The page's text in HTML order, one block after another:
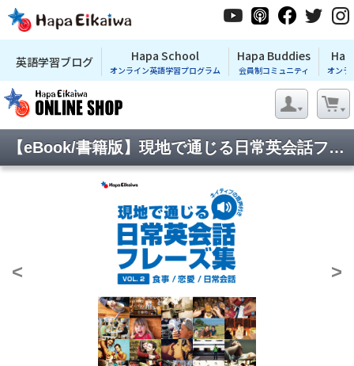
英語学習ブログ Hapa School
オンライン英語学習プログラム
Hapa Buddies
会員制コミュニティ オンラ
【eBook/書籍版】現地で通じる日常英会話フレーズ集Vol.2(ネイティブの音声付き)
< >